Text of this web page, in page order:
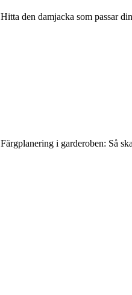
Hitta den damjacka som passar
Färgplanering i garderoben: Så